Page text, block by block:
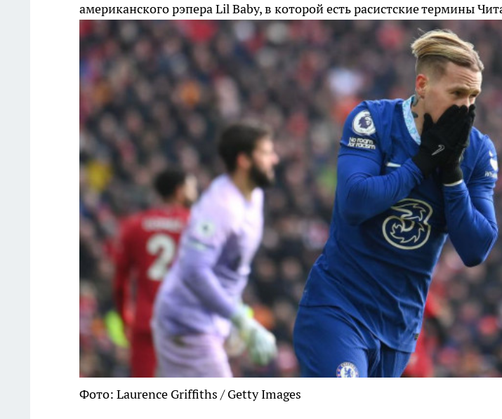
американского рэпера Lil Baby, в которой есть расистские термины
Фото: Laurence Griffiths / Getty Images